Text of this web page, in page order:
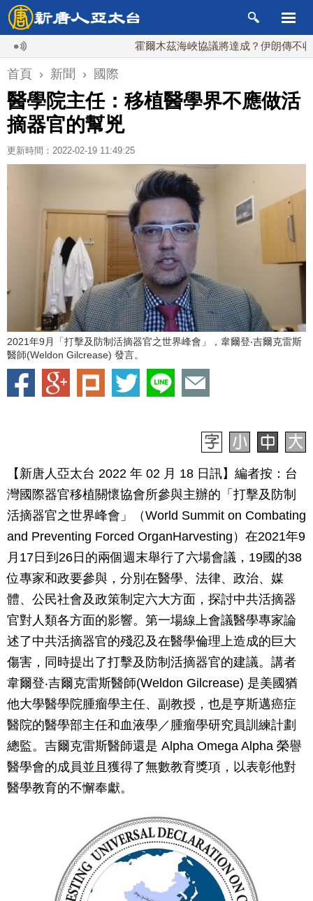
霍爾木茲海峽協議將達成？伊朗傳不收通行費
首頁 › 新聞 › 國際
醫學院主任：移植醫學界不應做活
摘器官的幫兇
更新時間：2022-02-19 11:49:25
2021年9月「打擊及防制活摘器官之世界峰會」，韋爾登‧吉爾克雷斯
醫師(Weldon Gilcrease) 發言。
【新唐人亞太台 2022 年 02 月 18 日訊】 編者按： 台
灣國際器官移植關懷協會所參與主辦的「打擊及防制
活摘器官之世界峰會」（World Summit on Combating
and Preventing Forced OrganHarvesting）在2021年9
月17日到26日的兩個週末舉行了六場會議，19國的38
位專家和政要參與，分別在醫學、法律、政治、媒
體、公民社會及政策制定六大方面，探討中共活摘器
官對人類各方面的影響。第一場線上會議醫學專家論
述了中共活摘器官的殘忍及在醫學倫理上造成的巨大
傷害，同時提出了打擊及防制活摘器官的建議。講者
韋爾登‧吉爾克雷斯醫師(Weldon Gilcrease) 是美國猶
他大學醫學院腫瘤學主任、副教授，也是亨斯邁癌症
醫院的醫學部主任和血液學／腫瘤學研究員訓練計劃
總監。吉爾克雷斯醫師還是 Alpha Omega Alpha 榮譽
醫學會的成員並且獲得了無數教育獎項，以表彰他對
醫學教育的不懈奉獻。